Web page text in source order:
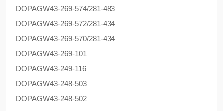
DOPAGW43-269-574/281-483
DOPAGW43-269-572/281-434
DOPAGW43-269-570/281-434
DOPAGW43-269-101
DOPAGW43-249-116
DOPAGW43-248-503
DOPAGW43-248-502